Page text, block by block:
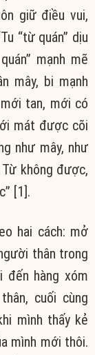
giữ điều vui,
“từ quán” dịu
mạnh mẽ
mây, bi mạnh
tan, mới có
mát được cõi
như mây, như
không được,
[1].
hai cách: mở
thân trong
đến hàng xóm
cuối cùng
mình thấy kẻ
mình mới thôi.